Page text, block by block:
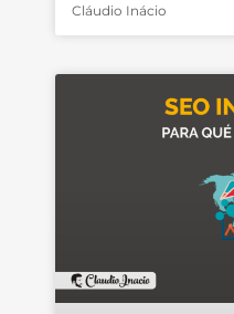
Cláudio Inácio